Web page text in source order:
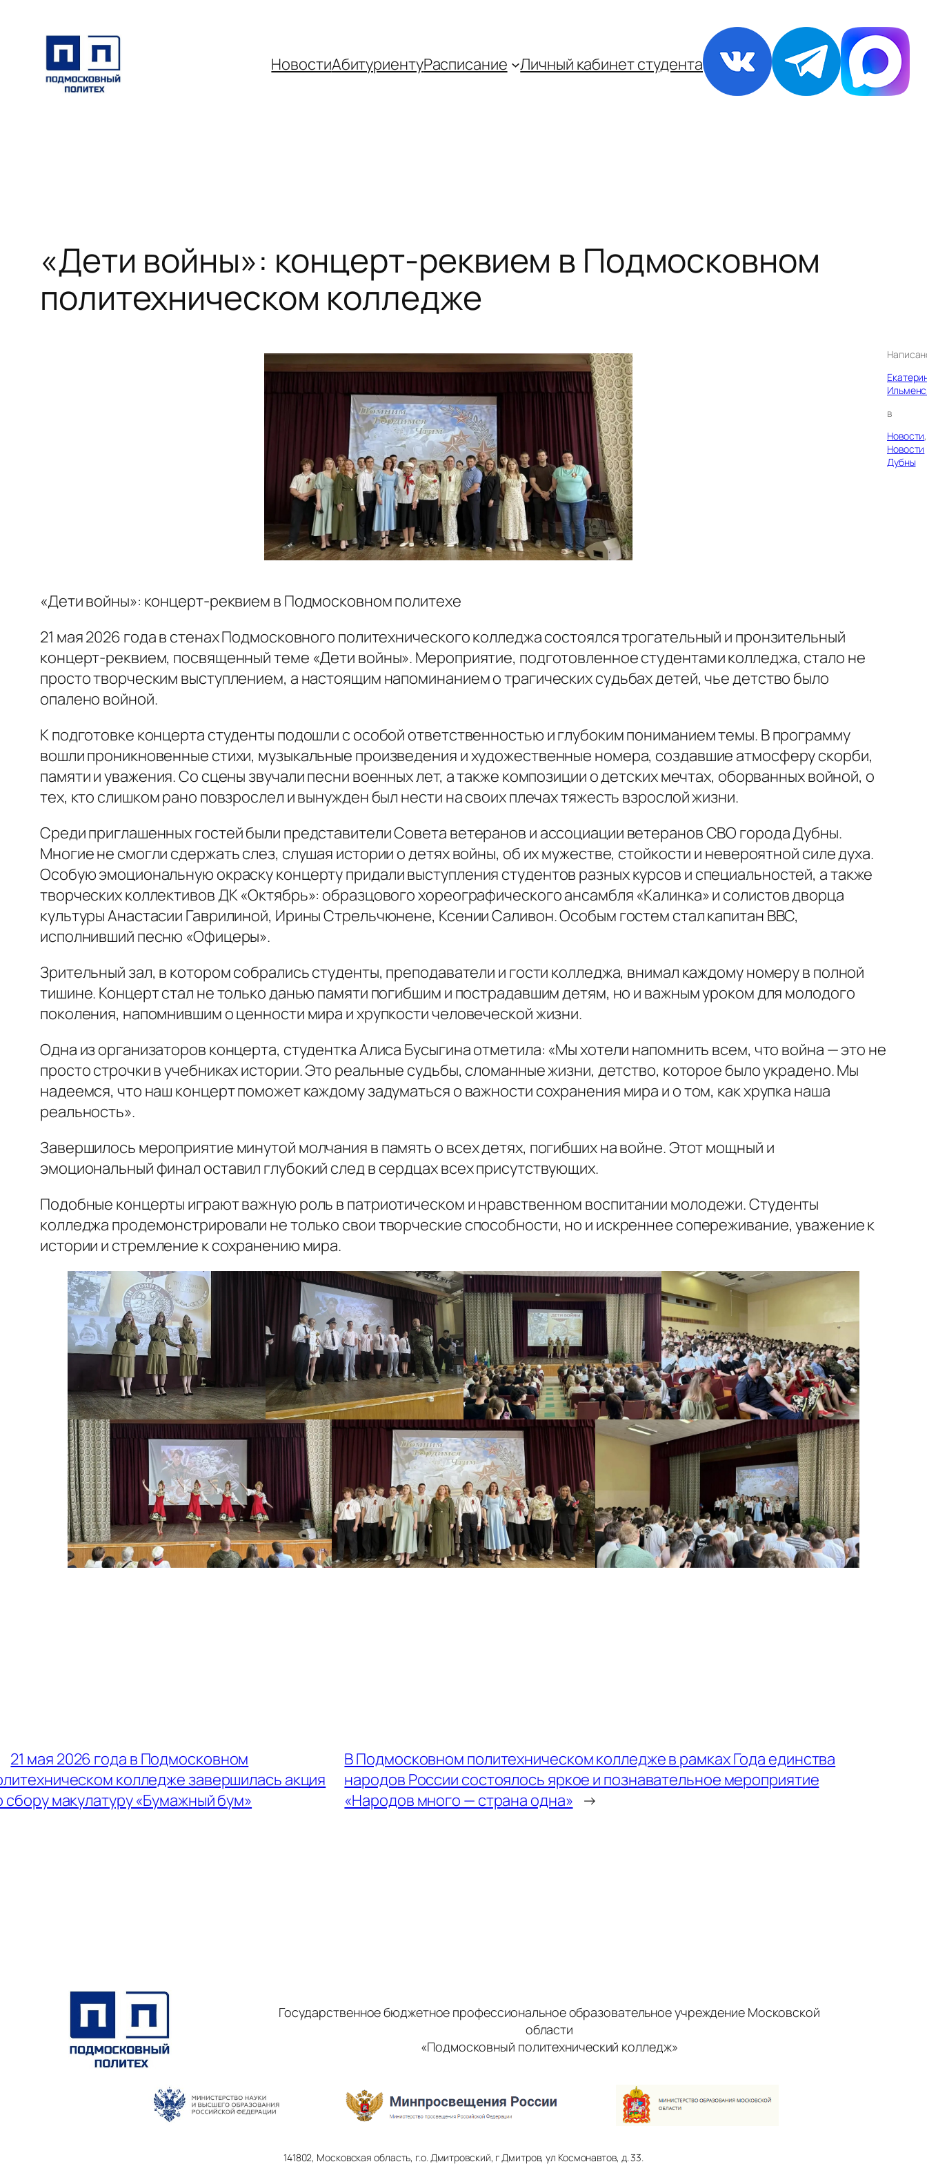
содержимому
НовостиАбитуриентуРаспиcание Личный кабинет студента
«Дети войны»: концерт-реквием в Подмосковном
политехническом колледже
в
Новости
Новости
Дубны
«Дети войны»: концерт-реквием в Подмосковном политехе
21 мая 2026 года в стенах Подмосковного политехнического колледжа состоялся трогательный и пронзительный
концерт-реквием, посвященный теме «Дети войны». Мероприятие, подготовленное студентами колледжа, стало не
просто творческим выступлением, а настоящим напоминанием о трагических судьбах детей, чье детство было
опалено войной.
К подготовке концерта студенты подошли с особой ответственностью и глубоким пониманием темы. В программу
вошли проникновенные стихи, музыкальные произведения и художественные номера, создавшие атмосферу скорби,
памяти и уважения. Со сцены звучали песни военных лет, а также композиции о детских мечтах, оборванных войной, о
тех, кто слишком рано повзрослел и вынужден был нести на своих плечах тяжесть взрослой жизни.
Среди приглашенных гостей были представители Совета ветеранов и ассоциации ветеранов СВО города Дубны.
Многие не смогли сдержать слез, слушая истории о детях войны, об их мужестве, стойкости и невероятной силе духа.
Особую эмоциональную окраску концерту придали выступления студентов разных курсов и специальностей, а также
творческих коллективов ДК «Октябрь»: образцового хореографического ансамбля «Калинка» и солистов дворца
культуры Анастасии Гаврилиной, Ирины Стрельчюнене, Ксении Саливон. Особым гостем стал капитан ВВС,
исполнивший песню «Офицеры».
Зрительный зал, в котором собрались студенты, преподаватели и гости колледжа, внимал каждому номеру в полной
тишине. Концерт стал не только данью памяти погибшим и пострадавшим детям, но и важным уроком для молодого
поколения, напомнившим о ценности мира и хрупкости человеческой жизни.
Одна из организаторов концерта, студентка Алиса Бусыгина отметила: «Мы хотели напомнить всем, что война — это не
просто строчки в учебниках истории. Это реальные судьбы, сломанные жизни, детство, которое было украдено. Мы
надеемся, что наш концерт поможет каждому задуматься о важности сохранения мира и о том, как хрупка наша
реальность».
Завершилось мероприятие минутой молчания в память о всех детях, погибших на войне. Этот мощный и
эмоциональный финал оставил глубокий след в сердцах всех присутствующих.
Подобные концерты играют важную роль в патриотическом и нравственном воспитании молодежи. Студенты
колледжа продемонстрировали не только свои творческие способности, но и искреннее сопереживание, уважение к
истории и стремление к сохранению мира.
21 мая 2026 года в Подмосковном
колледже завершилась акция
сбору макулатуру «Бумажный бум»
В Подмосковном политехническом колледже в рамках Года единства
народов России состоялось яркое и познавательное мероприятие
«Народов много — страна одна» →
Государственное бюджетное профессиональное образовательное учреждение Московской
области
«Подмосковный политехнический колледж»
141802, Московская область, г.о. Дмитровский, г Дмитров, ул Космонавтов, д. 33.